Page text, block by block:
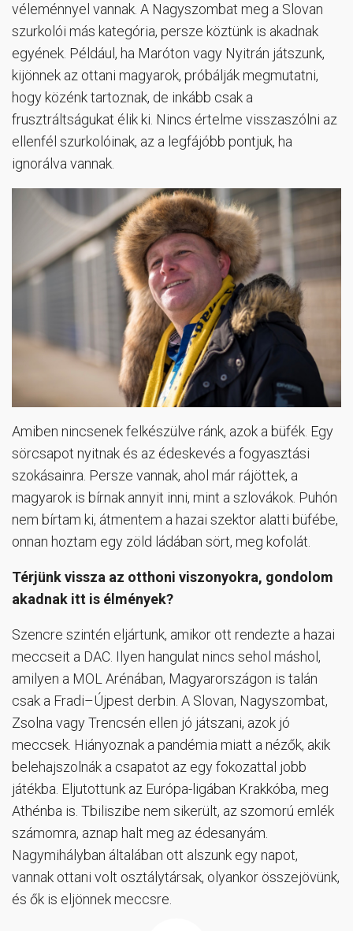
véleménnyel vannak. A Nagyszombat meg a Slovan
szurkolói más kategória, persze köztünk is akadnak
egyének. Például, ha Maróton vagy Nyitrán játszunk,
kijönnek az ottani magyarok, próbálják megmutatni,
hogy közénk tartoznak, de inkább csak a
frusztráltságukat élik ki. Nincs értelme visszaszólni az
ellenfél szurkolóinak, az a legfájóbb pontjuk, ha
ignorálva vannak.
Amiben nincsenek felkészülve ránk, azok a büfék. Egy
sörcsapot nyitnak és az édeskevés a fogyasztási
szokásainra. Persze vannak, ahol már rájöttek, a
magyarok is bírnak annyit inni, mint a szlovákok. Puhón
nem bírtam ki, átmentem a hazai szektor alatti büfébe,
onnan hoztam egy zöld ládában sört, meg kofolát.
Térjünk vissza az otthoni viszonyokra, gondolom
akadnak itt is élmények?
Szencre szintén eljártunk, amikor ott rendezte a hazai
meccseit a DAC. Ilyen hangulat nincs sehol máshol,
amilyen a MOL Arénában, Magyarországon is talán
csak a Fradi–Újpest derbin. A Slovan, Nagyszombat,
Zsolna vagy Trencsén ellen jó játszani, azok jó
meccsek. Hiányoznak a pandémia miatt a nézők, akik
belehajszolnák a csapatot az egy fokozattal jobb
játékba. Eljutottunk az Európa-ligában Krakkóba, meg
Athénba is. Tbiliszibe nem sikerült, az szomorú emlék
számomra, aznap halt meg az édesanyám.
Nagymihályban általában ott alszunk egy napot,
vannak ottani volt osztálytársak, olyankor összejövünk,
és ők is eljönnek meccsre.